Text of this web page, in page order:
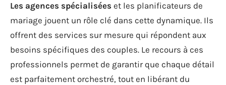
Les agences spécialisées et les planificateurs de
mariage jouent un rôle clé dans cette dynamique. Ils
offrent des services sur mesure qui répondent aux
besoins spécifiques des couples. Le recours à ces
professionnels permet de garantir que chaque détail
est parfaitement orchestré, tout en libérant du